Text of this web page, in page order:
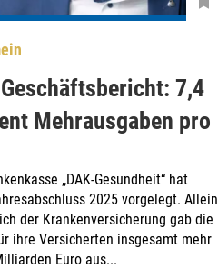
7,4
Mehrausgaben pro
„DAK-Gesundheit“ hat
2025 vorgelegt. Allein
der Krankenversicherung gab die
ihre Versicherten insgesamt mehr
Euro aus...